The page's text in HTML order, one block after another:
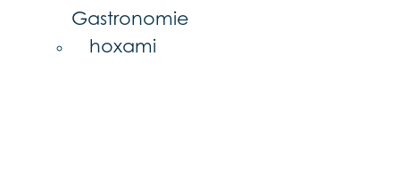
Gastronomie
hoxami